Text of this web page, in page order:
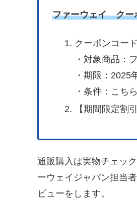
ファーウェイ クー
クーポンコー
・対象商品：
・期限：
・条件：こち
【期間限定割
通販購入は実物チェッ
ーウェイジャパン担当
ビューをします。